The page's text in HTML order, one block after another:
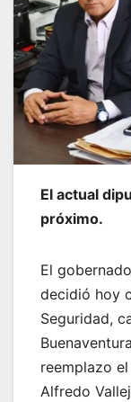
El actual
próximo.
El
decidió hoy
Seguridad,
reemplazo
Alfredo